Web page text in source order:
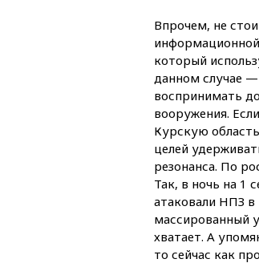
Впрочем, не
который
данном случае
воспринимать
вооружения.
Курскую
целей
резонанса. По
Так, в ночь на 1
атаковали НПЗ в
массированный
хватает. А
то сейчас как